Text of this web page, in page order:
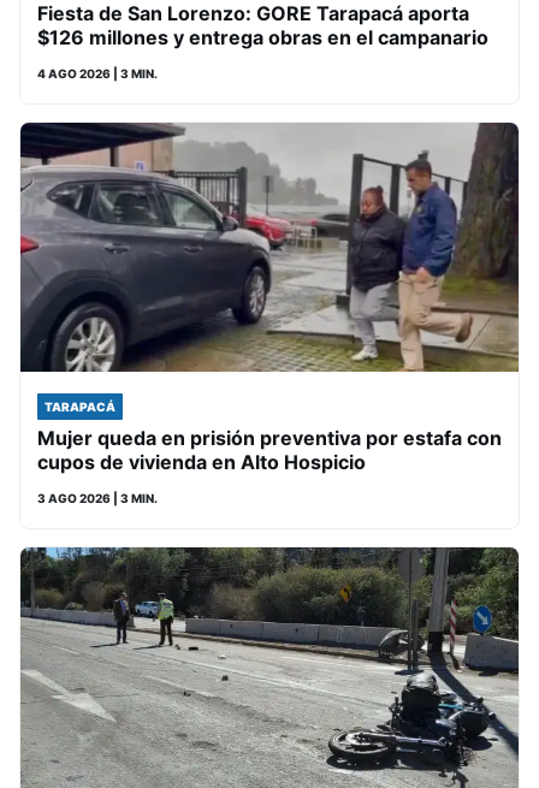
Fiesta de San Lorenzo: GORE Tarapacá aporta
$126 millones y entrega obras en el campanario
4 AGO 2026 | 3 MIN.
TARAPACÁ
Mujer queda en prisión preventiva por estafa con
cupos de vivienda en Alto Hospicio
3 AGO 2026 | 3 MIN.